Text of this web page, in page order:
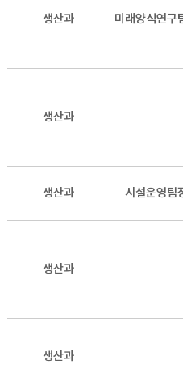
생산과 미래양식연구
생산과
생산과 시설운영팀
생산과
생산과